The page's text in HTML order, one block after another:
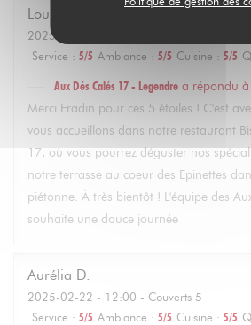
Louise
2025-02-22
Service : 5/5 Ambiance : 5/5 Cuisine : 5/5
Aux Dés Calés 17 - Legendre a répondu à
Merci Fradin pour ces 5 étoiles ! C'est
vous accueillons dans notre restaurant
17, où vous pourrez déguster nos
notre terrasse au coeur des Epinettes
piétonne. À très bientôt ! L'équipe des
souhaite une douce journée
Aurélia D
2025-02-22 - 12:00 - Couverts 5
Service : 5/5 Ambiance : 5/5 Cuisine : 5/5